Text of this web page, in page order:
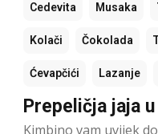
Cedevita Musaka
Kolači Čokolada
Ćevapčići Lazanje
Prepeličja jaja
Kimbino vam uvijek